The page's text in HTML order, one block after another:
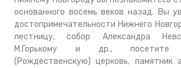
основанного восемь веков назад. Вы
достопримечательности Нижнего
лестницу, собор Александра
М.Горькому и др., посетите
(Рождественскую) церковь, памятник